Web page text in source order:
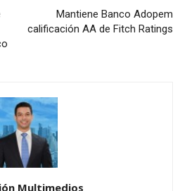
Mantiene Banco Adopem
calificación AA de Fitch Ratings
Multimedios